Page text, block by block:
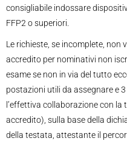
consigliabile indossare
FFP2 o superiori.
Le richieste, se incomplete, non
accredito per nominativi non
esame se non in via del tutto
postazioni utili da assegnare e
l’effettiva collaborazione con
accredito), sulla base della
della testata, attestante il